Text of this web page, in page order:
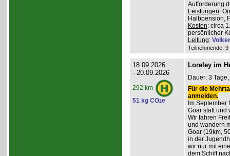
Aufforderung
Leistungen:
Halbpension,
Kosten: circa
persönlicher
Leitung:
Teilnehmende:
18.09.2026
- 20.09.2026
292 km
51 kg CO2e
Loreley im
Dauer: 3
Für die
anmelden.
Im September
Goar statt und
Wir fahren
und wandern
Goar (19km,
in der
wir nur mit
dem Schiff